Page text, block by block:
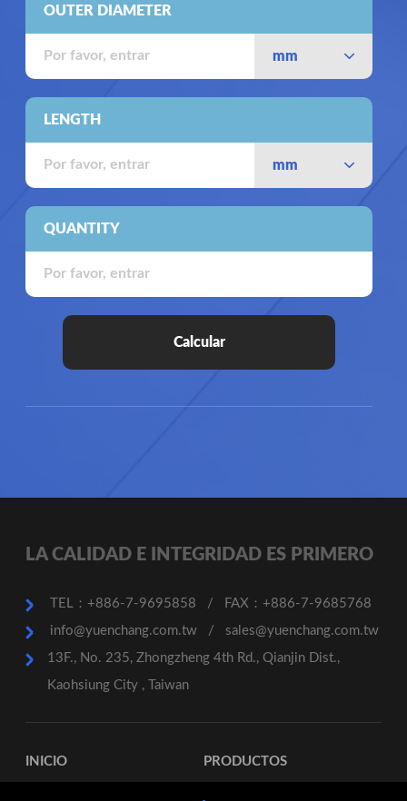
OUTER DIAMETER
mm
LENGTH
mm
QUANTITY
Calcular
LA CALIDAD E INTEGRIDAD ES PRIMERO
TEL：+886-7-9695858 /
FAX：+886-7-9685768
info@yuenchang.com.tw
/
sales@yuenchang.com.tw
13F., No. 235, Zhongzheng 4th Rd., Qianjin Dist.,
Kaohsiung City , Taiwan
INICIO
PRODUCTOS